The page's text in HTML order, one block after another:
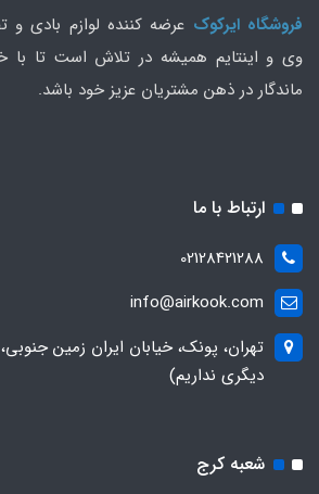
فروشگاه ایرکوک عرضه کننده لوازم بادی
وی و اینتایم همیشه در تلاش است تا با
ماندگار در ذهن مشتریان عزیز خود باشد.
ارتباط با ما
02128421288
info@airkook.com
دیگری نداریم)
شعبه کرج